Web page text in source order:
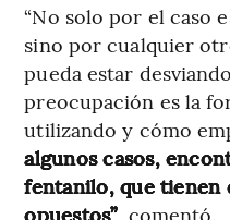
“No solo por el caso
sino por cualquier
pueda estar
preocupación es la
utilizando y cómo
algunos casos,
fentanilo, que tienen
opuestos”, comentó.